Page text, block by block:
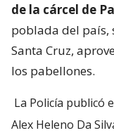
de la cárcel de
poblada del país,
Santa Cruz,
los pabellones.
La Policía publicó
Alex Heleno Da